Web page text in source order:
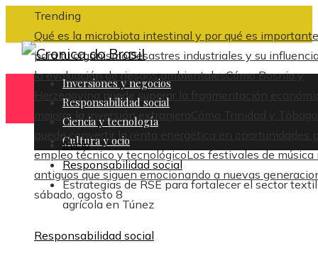
Trending
Qué es la microbiota intestinal y por qué es importante
para tu organismoDesastres industriales y su
la evaluación de riesgos ambientalesCómo Bosnia y
Herzegovina puede superar la fragmentación
mejorar la inversión extranjera
Cómo Trinidad y Tobago
puede convertir la renta energética en oportunidades
empleo técnico y tecnológicoLos festivales de música
antiguos que siguen emocionando a nuevas
sábado, agosto 8
Inversiones y negocios
Responsabilidad social
Ciencia y tecnología
Cultura y ocio
Inicio
Responsabilidad social
Estrategias de RSE para fortalecer el sector
agrícola en Túnez
Responsabilidad social